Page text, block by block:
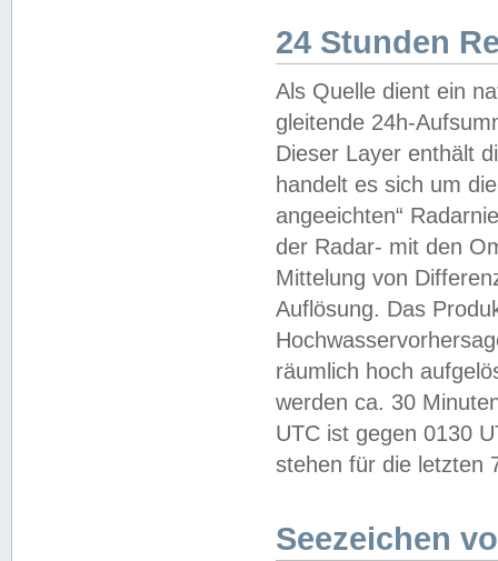
24 Stunden
Als Quelle dient ein
gleitende 24h-
Dieser Layer enthält
handelt es sich um
angeeichten“
der Radar- mit den
Mittelung von
Auflösung. Das
räumlich hoch
werden ca. 30
UTC ist gegen 0130
stehen für die letzten
Seezeichen